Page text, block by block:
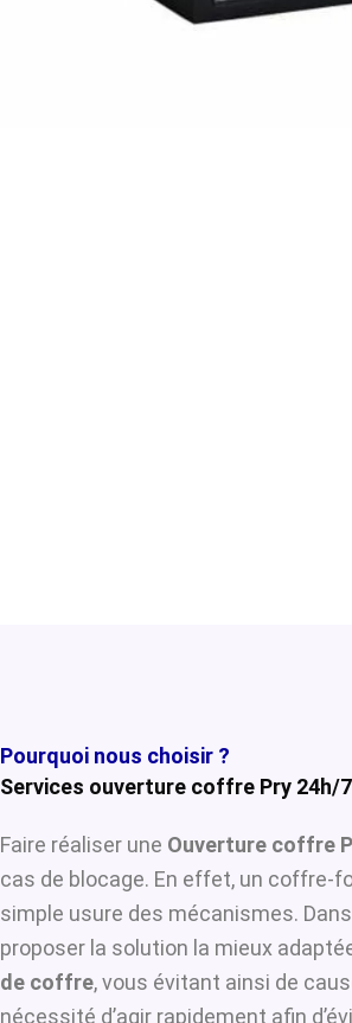
Pourquoi nous choisir ?
Services ouverture coffre Pry 24h/7
Faire réaliser une Ouverture coffre
cas de blocage. En effet, un coffre-
simple usure des mécanismes.
proposer la solution la mieux
de coffre, vous évitant ainsi de
nécessité d’agir rapidement afin